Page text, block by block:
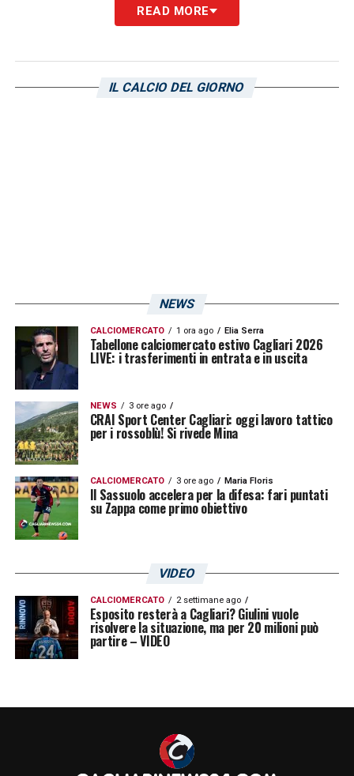
READ MORE
IL CALCIO DEL GIORNO
NEWS
CALCIOMERCATO 1 ora ago Elia Serra
Tabellone calciomercato estivo Cagliari 2026
LIVE: i trasferimenti in entrata e in uscita
NEWS 3 ore ago
CRAI Sport Center Cagliari: oggi lavoro tattico
per i rossoblù! Si rivede Mina
CALCIOMERCATO 3 ore ago Maria Floris
Il Sassuolo accelera per la difesa: fari puntati
su Zappa come primo obiettivo
VIDEO
CALCIOMERCATO 2 settimane ago
Esposito resterà a Cagliari? Giulini vuole
risolvere la situazione, ma per 20 milioni può
partire – VIDEO